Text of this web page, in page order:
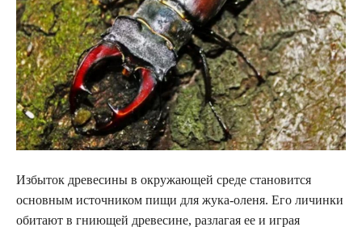
Избыток древесины в окружающей среде становится
основным источником пищи для жука-оленя. Его личинки
обитают в гниющей древесине, разлагая ее и играя